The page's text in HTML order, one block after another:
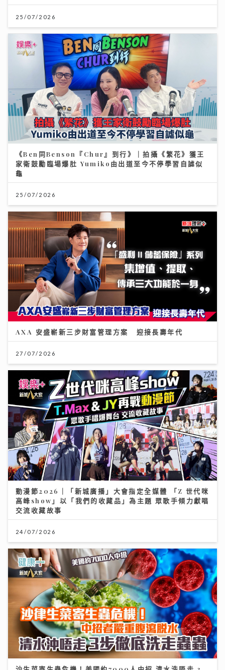
25/07/2026
《Ben同Benson『Chur』到行》｜拍攝《繁花》獲王
家衛鼓勵臨場爆肚 Yumiko由出道至今不停學習自謔似
龜
25/07/2026
AXA 安盛嶄新三步財富管理方案 迎接長壽年代
27/07/2026
動漫節2026｜「新城廣播」大會指定全媒體 「Z 世代咪
高峰show」以「我們的收藏品」為主題 眾歌手傾力獻唱
交流收藏故事
24/07/2026